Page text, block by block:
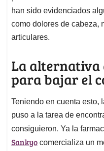
han sido evidenciados
como dolores de cabeza,
articulares.
La alternativa
para bajar el
Teniendo en cuenta esto,
puso a la tarea de
consiguieron. Ya la
Sankyo comercializa un